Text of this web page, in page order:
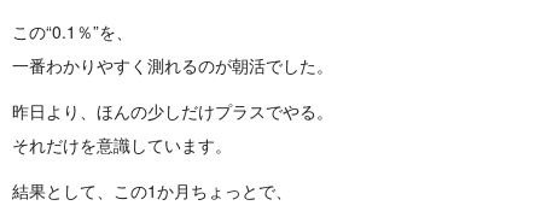
この“0.1％”を、
一番わかりやすく測れるのが朝活でした。
昨日より、ほんの少しだけプラスでやる。
それだけを意識しています。
結果として、この1か月ちょっとで、